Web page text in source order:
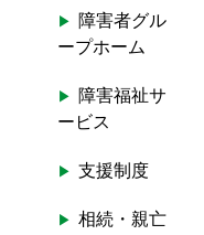
障害者グル
ープホーム
障害福祉サ
ービス
支援制度
相続・親亡